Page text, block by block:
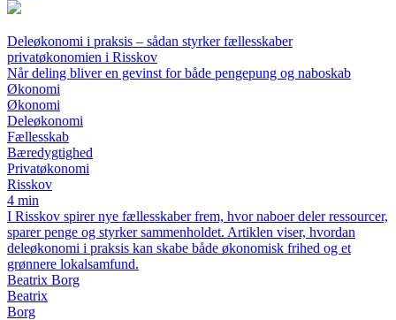
Deleøkonomi i praksis – sådan styrker fællesskaber
privatøkonomien i Risskov
Når deling bliver en gevinst for både pengepung og naboskab
Økonomi
Økonomi
Deleøkonomi
Fællesskab
Bæredygtighed
Privatøkonomi
Risskov
4 min
I Risskov spirer nye fællesskaber frem, hvor naboer deler ressourcer,
sparer penge og styrker sammenholdet. Artiklen viser, hvordan
deleøkonomi i praksis kan skabe både økonomisk frihed og et
grønnere lokalsamfund.
Beatrix Borg
Beatrix
Borg